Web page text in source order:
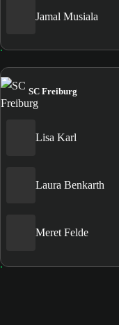
Jamal Musiala
SC Freiburg
Lisa Karl
Laura Benkarth
Meret Felde